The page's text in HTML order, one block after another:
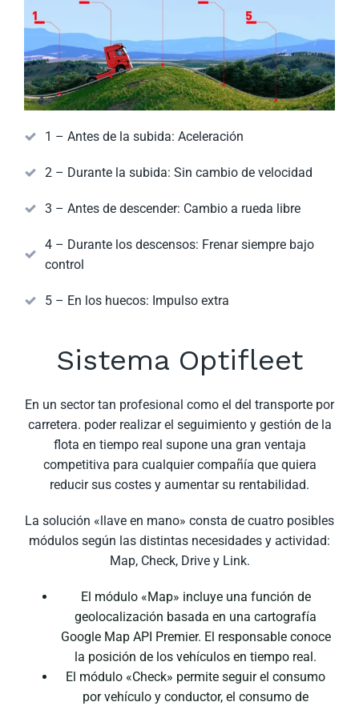
1 – Antes de la subida: Aceleración
2 – Durante la subida: Sin cambio de velocidad
3 – Antes de descender: Cambio a rueda libre
4 – Durante los descensos: Frenar siempre bajo
control
5 – En los huecos: Impulso extra
Sistema Optifleet
En un sector tan profesional como el del transporte por
carretera. poder realizar el seguimiento y gestión de la
flota en tiempo real supone una gran ventaja
competitiva para cualquier compañía que quiera
reducir sus costes y aumentar su rentabilidad.
La solución «llave en mano» consta de cuatro posibles
módulos según las distintas necesidades y actividad:
Map, Check, Drive y Link.
El módulo «Map» incluye una función de
geolocalización basada en una cartografía
Google Map API Premier. El responsable conoce
la posición de los vehículos en tiempo real.
El módulo «Check» permite seguir el consumo
por vehículo y conductor, el consumo de